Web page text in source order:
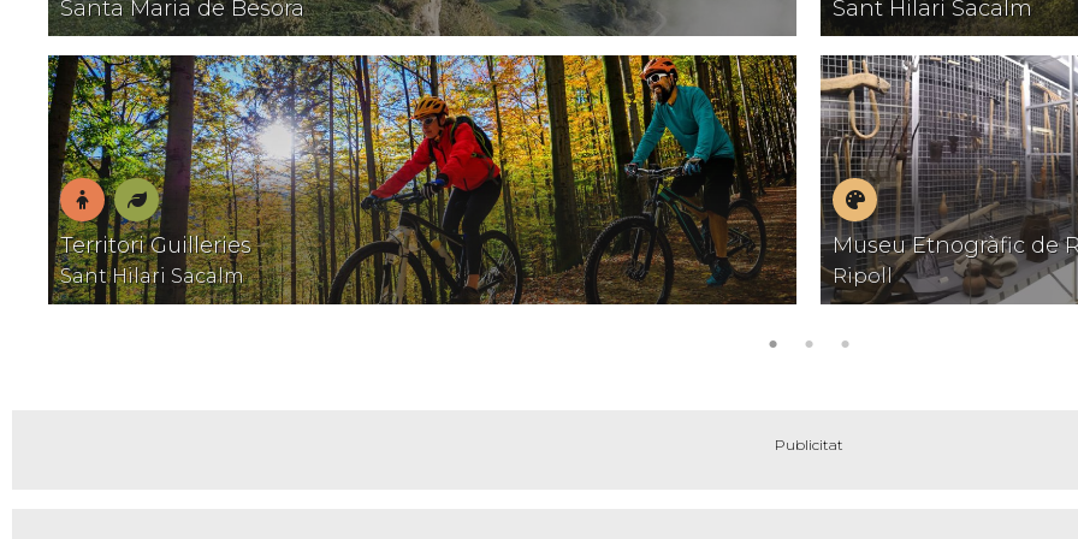
família
amb
encant
Santa Maria de Besora
En
família
Natura
Territori Guilleries
Sant Hilari Sacalm
família
amb
encant
Sant Hilari Sacalm
Museus
Museu Etnogràfic de
Ripoll